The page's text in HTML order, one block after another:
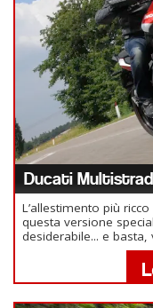
Ducati
L’allestimento più
questa versione
desiderabile... e basta,